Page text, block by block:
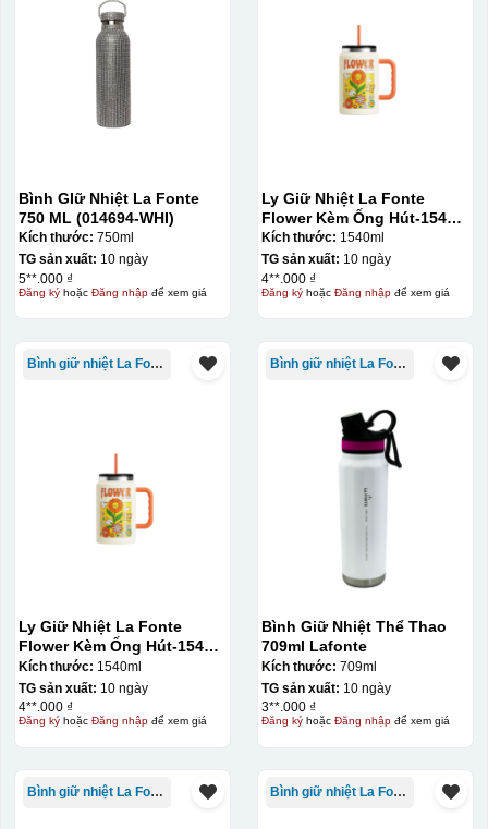
Bình GIữ Nhiệt La Fonte
750 ML (014694-WHI)
Kích thước: 750ml
TG sản xuất: 10 ngày
5**.000 ₫
Đăng kýhoặc Đăng nhậpđể xem giá
Ly Giữ Nhiệt La Fonte
Flower Kèm Ống Hút-1540
ml-014786
Kích thước: 1540ml
TG sản xuất: 10 ngày
4**.000 ₫
Đăng kýhoặc Đăng nhậpđể xem giá
Bình giữ nhiệt La Fonte
Ly Giữ Nhiệt La Fonte
Flower Kèm Ống Hút-1540
ml-014786
Kích thước: 1540ml
TG sản xuất: 10 ngày
4**.000 ₫
Đăng kýhoặc Đăng nhậpđể xem giá
Bình giữ nhiệt La Fonte
Bình Giữ Nhiệt Thể Thao
709ml Lafonte
Kích thước: 709ml
TG sản xuất: 10 ngày
3**.000 ₫
Đăng kýhoặc Đăng nhậpđể xem giá
Bình giữ nhiệt La Fonte Bình giữ nhiệt La Fonte